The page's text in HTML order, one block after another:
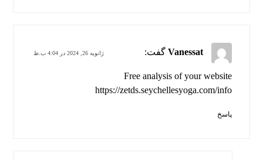
Vanessat گفت: ژانویه 26, 2024 در 4:04 ب.ظ
Free analysis of your website
https://zetds.seychellesyoga.com/info
پاسخ